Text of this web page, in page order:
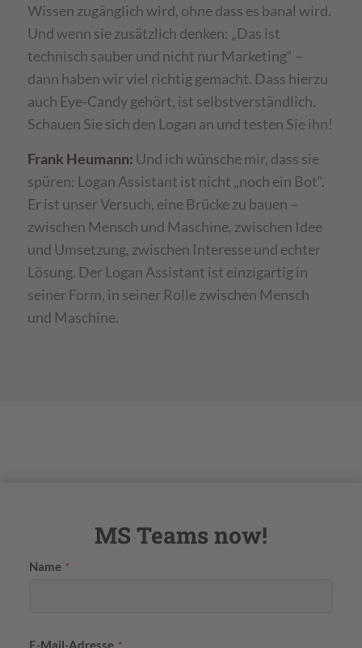
Wissen zugänglich wird, ohne dass es banal wird.
Und wenn sie zusätzlich denken: „Das ist
technisch sauber und nicht nur Marketing“ –
dann haben wir viel richtig gemacht. Dass hierzu
auch Eye-Candy gehört, ist selbstverständlich.
Schauen Sie sich den Logan an und testen Sie ihn!
Frank Heumann: Und ich wünsche mir, dass sie
spüren: Logan Assistant ist nicht „noch ein Bot“.
Er ist unser Versuch, eine Brücke zu bauen –
zwischen Mensch und Maschine, zwischen Idee
und Umsetzung, zwischen Interesse und echter
Lösung. Der Logan Assistant ist einzigartig in
seiner Form, in seiner Rolle zwischen Mensch
und Maschine.
MS Teams now!
Name *
E-Mail-Adresse *